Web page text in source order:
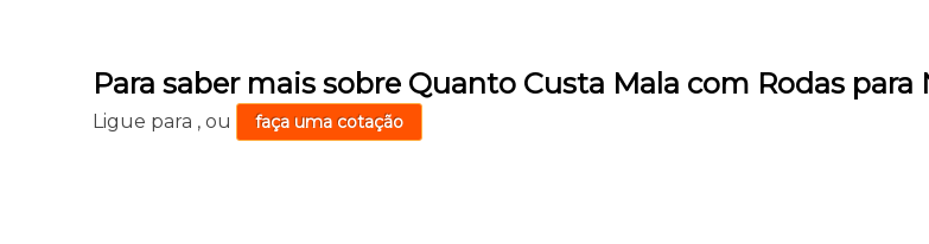
Para saber mais sobre Quanto Custa Mala com Rodas
Ligue para ,ou faça uma cotação